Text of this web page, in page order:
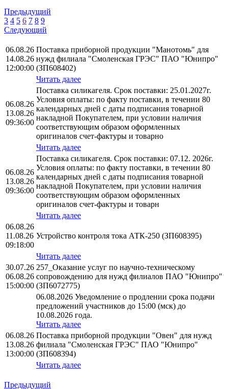
Предыдущий
3 4 5 6 7 8 9
Следующий
06.08.26
14.08.26
12:00:00
Поставка приборной продукции "Манотомь" для
нужд филиала "Смоленская ГРЭС" ПАО "Юнипро"
(ЗП608402)
Читать далее
06.08.26
13.08.26
09:36:00
Поставка силикагеля. Срок поставки: 25.01.2027г.
Условия оплаты: по факту поставки, в течении 80
календарных дней с даты подписания товарной
накладной Покупателем, при условии наличия
соответствующим образом оформленных
оригиналов счет-фактуры и товарно
Читать далее
06.08.26
13.08.26
09:36:00
Поставка силикагеля. Срок поставки: 07.12. 2026г.
Условия оплаты: по факту поставки, в течении 80
календарных дней с даты подписания товарной
накладной Покупателем, при условии наличия
соответствующим образом оформленных
оригиналов счет-фактуры и товарн
Читать далее
06.08.26
11.08.26
09:18:00
Устройство контроля тока АТК-250 (ЗП608395)
Читать далее
30.07.26
06.08.26
15:00:00
257_Оказание услуг по научно-техническому
сопровождению для нужд филиалов ПАО "Юнипро"
(ЗП6072775)
06.08.2026 Уведомление о продлении срока подачи
предложений участников до 15:00 (мск) до
10.08.2026 года.
Читать далее
06.08.26
13.08.26
13:00:00
Поставка приборной продукции "Овен" для нужд
филиала "Смоленская ГРЭС" ПАО "Юнипро"
(ЗП608394)
Читать далее
Предыдущий